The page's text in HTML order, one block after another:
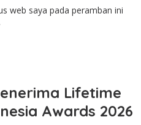
web saya pada peramban ini
Lifetime
Awards 2026